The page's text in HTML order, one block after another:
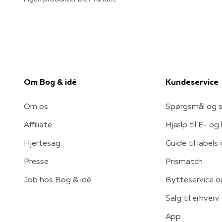
Om Bog & idé
Om os
Affiliate
Hjertesag
Presse
Job hos Bog & idé
Kundeservice
Spørgsmål og
Hjælp til E- og
Guide til
Prismatch
Bytteservice
Salg til erhverv
App